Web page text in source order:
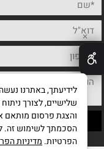
✕
שלישיים, לצורך
והצגת פרסום מותאם
הסכמתך לשימוש זה.
הפרטיות. מדיניות